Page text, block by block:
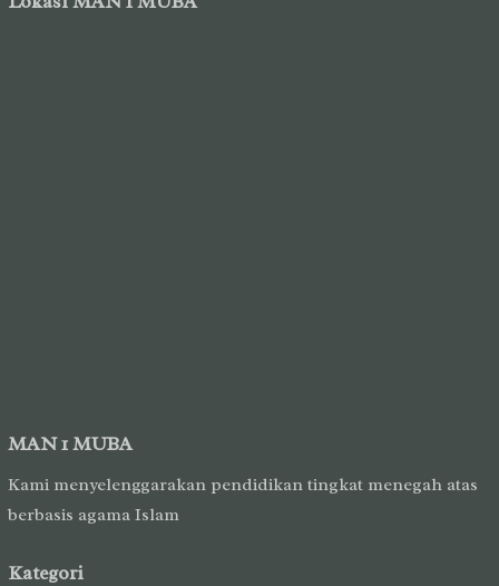
MAN 1 MUBA
Kami menyelenggarakan pendidikan tingkat menegah atas
berbasis agama Islam
Kategori